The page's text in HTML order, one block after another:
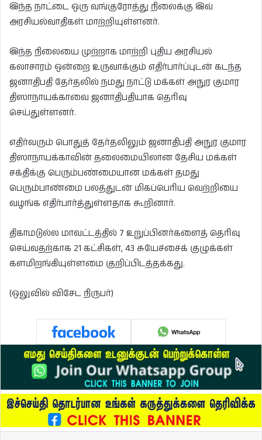
இந்த நாட்டை ஒரு வங்குரோத்து நிலைக்கு இவ்
அரசியல்வாதிகள் மாற்றியுள்ளனர்.
இந்த நிலையை முற்றாக மாற்றி புதிய அரசியல்
கலாசாரம் ஒன்றை உருவாக்கும் எதிர்பார்ப்புடன் கடந்த
ஜனாதிபதி தேர்தலில் நமது நாட்டு மக்கள் அநுர குமார
திஸாநாயக்காவை ஜனாதிபதியாக தெரிவு
செய்துள்ளனர்.
எதிர்வரும் பொதுத் தேர்தலிலும் ஜனாதிபதி அநுர குமார
திஸாநாயக்காவின் தலைமையிலான தேசிய மக்கள்
சக்திக்கு பெரும்பண்மையான மக்கள் தமது
பெரும்பாண்மை பலத்துடன் மிகப்பெரிய வெற்றியை
வழங்க எதிர்பார்த்துள்ளதாக கூறினார்.
திகாமடுல்ல மாவட்டத்தில் 7 உறுப்பினர்களைத் தெரிவு
செய்வதற்காக 21 கட்சிகள், 43 சுயேச்சைக் குழுக்கள்
களமிறங்கியுள்ளமை குறிப்பிடத்தக்கது.
(ஒலுவில் விசேட நிருபர்)